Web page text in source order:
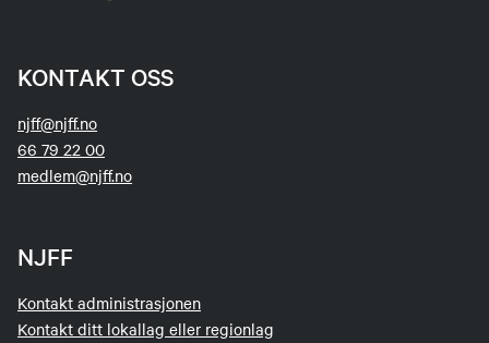
KONTAKT OSS
njff@njff.no
66 79 22 00
medlem@njff.no
NJFF
Kontakt administrasjonen
Kontakt ditt lokallag eller regionlag